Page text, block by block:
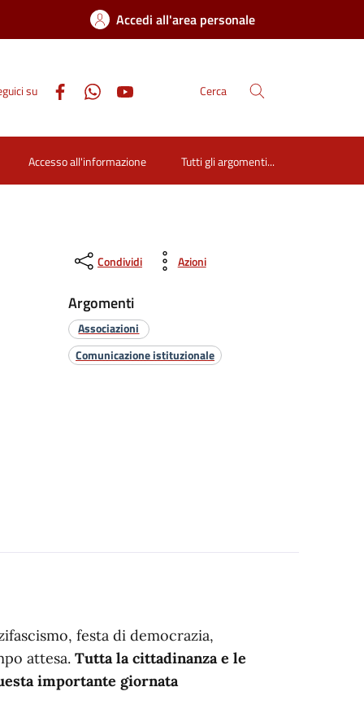
Accedi all'area personale
su Cerca
Accesso all'informazione Tutti gli argomenti...
Condividi Azioni
Argomenti
Associazioni
Comunicazione istituzionale
festa di democrazia,
attesa. Tutta la cittadinanza e le
importante giornata